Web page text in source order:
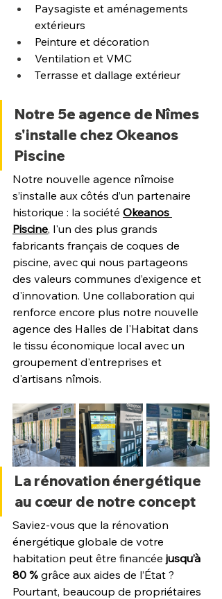
Paysagiste et aménagements
extérieurs
Peinture et décoration
Ventilation et VMC
Terrasse et dallage extérieur
Notre 5e agence de Nîmes
s'installe chez Okeanos
Piscine
Notre nouvelle agence nîmoise
s’installe aux côtés d’un partenaire
historique : la société Okeanos
Piscine, l'un des plus grands
fabricants français de coques de
piscine, avec qui nous partageons
des valeurs communes d’exigence et
d'innovation. Une collaboration qui
renforce encore plus notre nouvelle
agence des Halles de l'Habitat dans
le tissu économique local avec un
groupement d'entreprises et
d'artisans nîmois.
La rénovation énergétique
au cœur de notre concept
Saviez-vous que la rénovation
énergétique globale de votre
habitation peut être financée jusqu’à
80 % grâce aux aides de l’État ?
Pourtant, beaucoup de propriétaires